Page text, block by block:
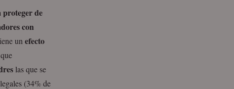
proteger de
con
un efecto
las que se
(34% de